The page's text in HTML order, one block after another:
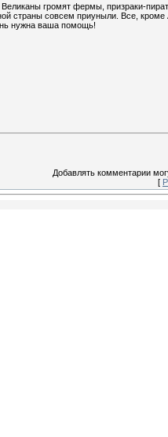
громят фермы, призраки-
страны совсем приуныли. Все,
нужна ваша помощь!
Добавлять комментарии
[